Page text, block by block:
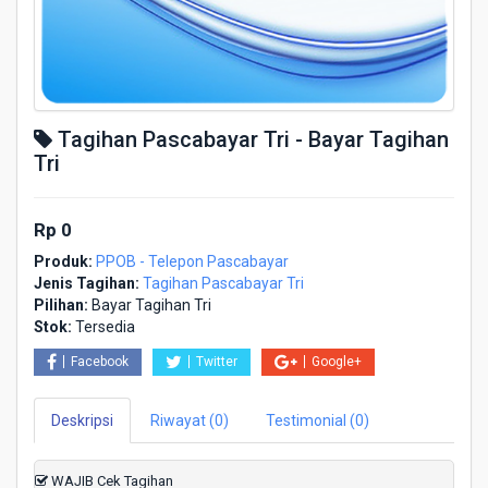
Tagihan Pascabayar Tri - Bayar Tagihan
Tri
Rp 0
Produk: PPOB - Telepon Pascabayar
Jenis Tagihan: Tagihan Pascabayar Tri
Pilihan: Bayar Tagihan Tri
Stok: Tersedia
Facebook Twitter Google+
Deskripsi Riwayat (0) Testimonial (0)
WAJIB Cek Tagihan